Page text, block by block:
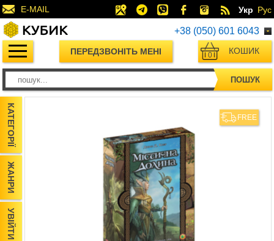
E-MAIL Укр Рус
+38 (050) 601 6043
ПЕРЕДЗВОНІТЬ МЕНІ КОШИК
0
ПОШУК
КАТЕГОРІЇ
ЖАНРИ
УВІЙТИ
FREE